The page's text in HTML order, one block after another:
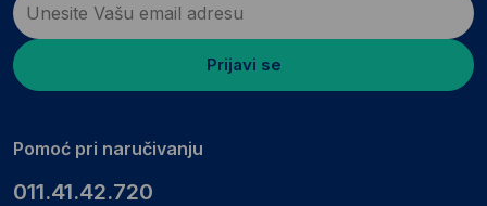
Prijavi se
Pomoć pri naručivanju
011.41.42.720